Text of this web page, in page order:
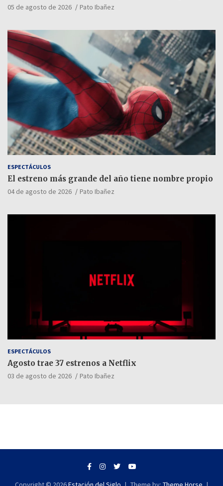
05 de agosto de 2026 Pato Ibañez
ESPECTÁCULOS
El estreno más grande del año tiene nombre propio
04 de agosto de 2026 Pato Ibañez
ESPECTÁCULOS
Agosto trae 37 estrenos a Netflix
03 de agosto de 2026 Pato Ibañez